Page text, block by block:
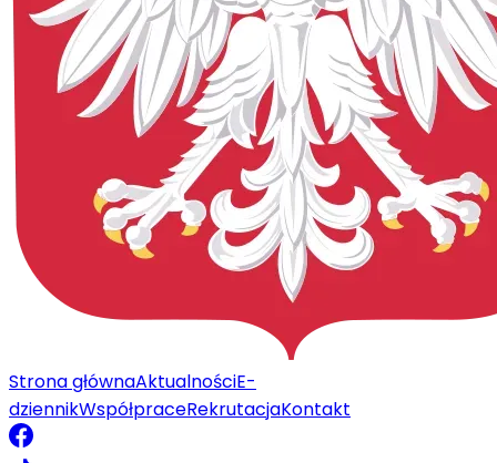
Strona głównaAktualnościE-
dziennikWspółpraceRekrutacjaKontakt